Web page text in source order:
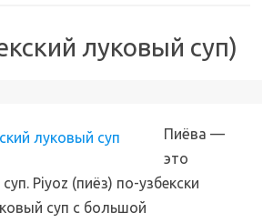
луковый суп)
Пиёва —
это
Piyoz (пиёз) по-узбекски
суп с большой